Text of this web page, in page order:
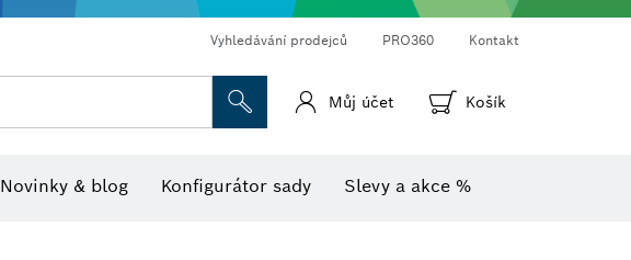
Vyhledávání prodejců PRO360 Kontakt
Můj účet Košík
Novinky & blog Konfigurátor sady Slevy a akce %